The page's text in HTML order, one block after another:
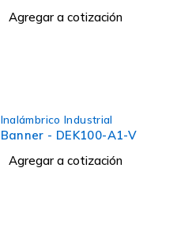
Agregar a cotización
Inalámbrico Industrial
Banner - DEK100-A1-V
Agregar a cotización